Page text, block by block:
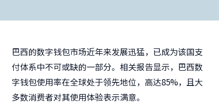
巴西的数字钱包市场近年来发展迅猛，已成为该国支
付体系中不可或缺的一部分。相关报告显示，巴西数
字钱包使用率在全球处于领先地位，高达85%，且大
多数消费者对其使用体验表示满意。